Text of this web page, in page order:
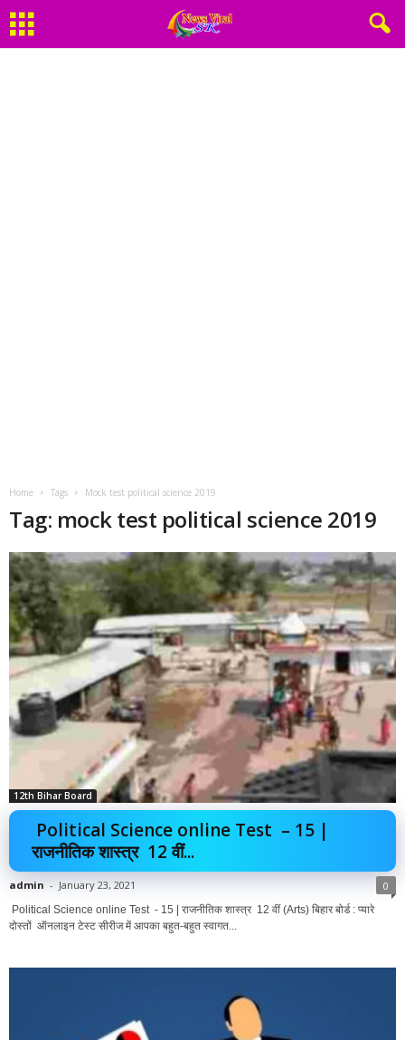
Home Tags Mock test political science 2019
Tag: mock test political science 2019
12th Bihar Board
Political Science online Test – 15 |
राजनीतिक शास्त्र 12 वीं...
admin - January 23, 2021 0
Political Science online Test - 15 | राजनीतिक शास्त्र 12 वीं (Arts) बिहार बोर्ड : प्यारे
दोस्तों ऑनलाइन टेस्ट सीरीज में आपका बहुत-बहुत स्वागत...